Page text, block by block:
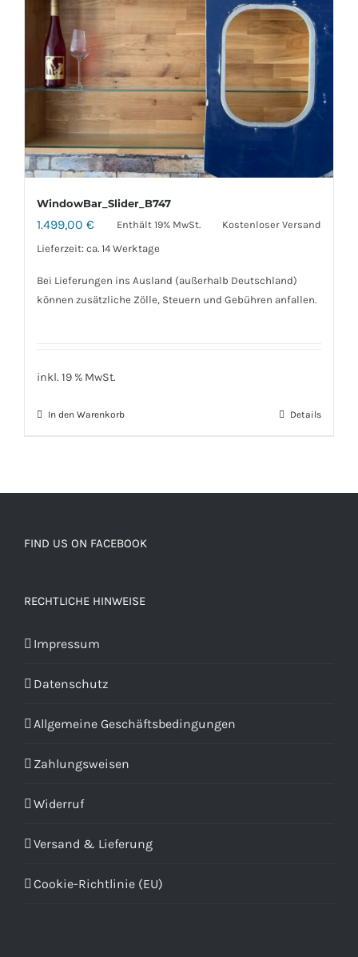
WindowBar_Slider_B747
1.499,00 € Enthält 19% MwSt.
Kostenloser Versand
Lieferzeit: ca. 14 Werktage
Bei Lieferungen ins Ausland (außerhalb Deutschland)
können zusätzliche Zölle, Steuern und Gebühren anfallen.
inkl. 19 % MwSt.
In den Warenkorb Details
FIND US ON FACEBOOK
RECHTLICHE HINWEISE
Impressum
Datenschutz
Allgemeine Geschäftsbedingungen
Zahlungsweisen
Widerruf
Versand & Lieferung
Cookie-Richtlinie (EU)